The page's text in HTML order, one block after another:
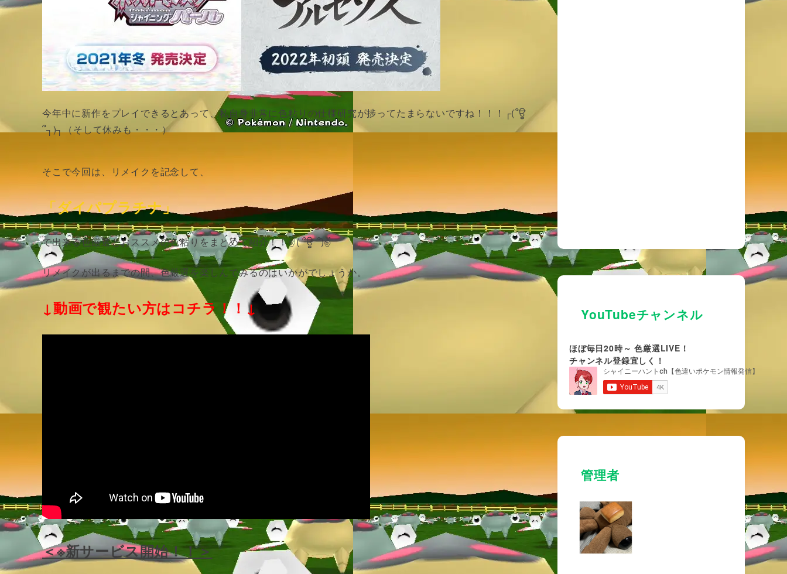
今年中に新作をプレイできるとあって、私自身非常に色粘りの仕様研究が捗ってたまらないですね！！！┌(՞ਊ
՞┐)┐（そして休みも・・・）
そこで今回は、リメイクを記念して、
「ダイパプラチナ」
で出来る色厳選とおススメの色粘りをまとめて紹介！！✌( ՞ਊ ՞)✌
リメイクが出るまでの間、色厳選を楽しんでみるのはいかがでしょうか。
↓動画で観たい方はコチラ！！↓
＜※新サービス開始！！＞
YouTubeチャンネル
ほぼ毎日20時～ 色厳選LIVE！
チャンネル登録宜しく！
管理者